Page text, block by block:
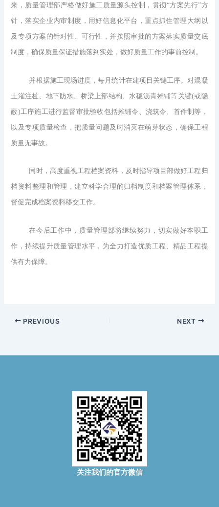
来，质量管理部严格做好施工质量源头控制，贯彻“方案先行”方
针，落实企业内审制度，用好信息化平台，重点抓住管理大纲以
及专项方案的针对性、可行性，并按照审批的方案落实质量交底
制度，确保质量保证措施落到实处，做好质量工作的事前控制。
并根据施工现场进度，每月统计在建项目关键工序。对混凝
土灌注桩、地下防水、桥梁上部结构、水稳沥青摊铺等关键(或隐
蔽)工序施工进行监督审批验收包括摊铺令、浇筑令、首件制等，
以及专项质量检查，把质量问题及时消灭在萌芽状态，确保工程
质量无事故。
同时，高度重视工程档案资料，及时指导项目部做好工程归
档资料整理和管理，建立科学合理的归档制度和档案管理体系，
督促完成档案资料移交工作。
在今后工作中，质量管理部将继续努力，切实做好本职工
作，持续提升质量管理水平，为全力打造优质工程、精品工程提
供有力保障。
PREVIOUS NEXT
关注我们的官方微信